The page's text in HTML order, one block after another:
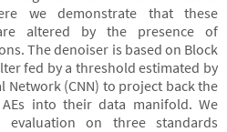
we demonstrate that these
altered by the presence of
The denoiser is based on Block
fed by a threshold estimated by
Network (CNN) to project back the
into their data manifold. We
evaluation on three standards